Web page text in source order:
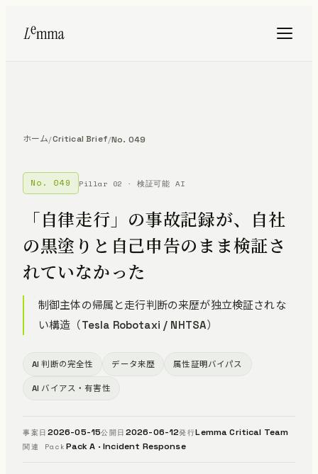
ホーム/Critical Brief/No. 049
No. 049 Pillar 02 · 検証可能 AI
「自律走行」の事故記録が、自社
の黒塗りと自己申告のまま検証さ
れていなかった
制御主体の帰属と走行判断の来歴が独立検証されな
い構造（Tesla Robotaxi / NHTSA）
AI 判断の完全性 データ来歴 属性証明バイパス
AI バイアス・有害性
事案日 2026-05-15公開日 2026-06-12発行Lemma Critical Team
関連 Pack Pack A · Incident Response